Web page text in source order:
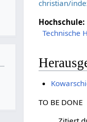
christian/
Hochschule:
Technische
TO BE DONE